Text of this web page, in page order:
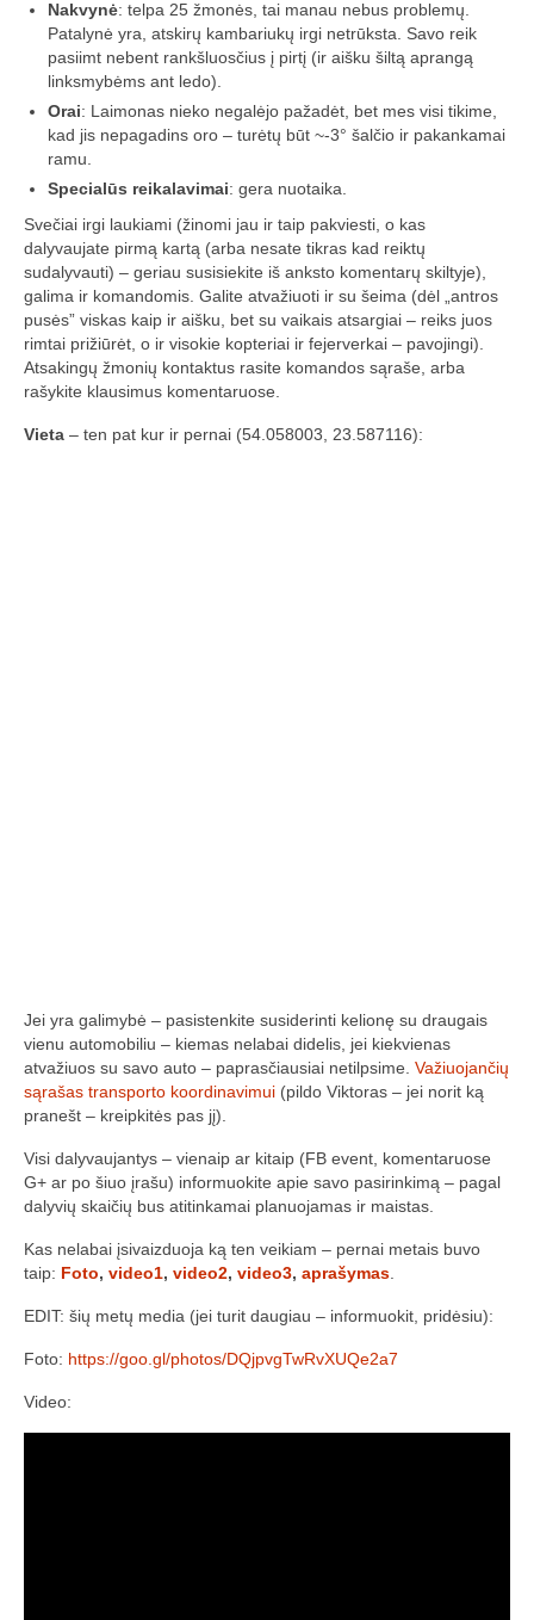
Media
Rezultatai
2016 Antros lenktynės
Taisyklės
Trasos schema
Media
Rezultatai
2016 trečios lenktynės
2016-3 lenktynės/FPV susitikimas –
dienotvarkė, tikslai
Rezultatai
2017-2 lėktuvų lenktynių media
Žiemos angaras (2016-2017)
Lietuvių
Nakvynė: telpa 25 žmonės, tai manau nebus problemų.
Patalynė yra, atskirų kambariukų irgi netrūksta. Savo reik
pasiimt nebent rankšluosčius į pirtį (ir aišku šiltą aprangą
linksmybėms ant ledo).
Orai: Laimonas nieko negalėjo pažadėt, bet mes visi tikime,
kad jis nepagadins oro – turėtų būt ~-3° šalčio ir pakankamai
ramu.
Specialūs reikalavimai: gera nuotaika.
Svečiai irgi laukiami (žinomi jau ir taip pakviesti, o kas
dalyvaujate pirmą kartą (arba nesate tikras kad reiktų
sudalyvauti) – geriau susisiekite iš anksto komentarų skiltyje),
galima ir komandomis. Galite atvažiuoti ir su šeima (dėl „antros
pusės” viskas kaip ir aišku, bet su vaikais atsargiai – reiks juos
rimtai prižiūrėt, o ir visokie kopteriai ir fejerverkai – pavojingi).
Atsakingų žmonių kontaktus rasite komandos sąraše, arba
rašykite klausimus komentaruose.
Vieta – ten pat kur ir pernai (54.058003, 23.587116):
Jei yra galimybė – pasistenkite susiderinti kelionę su draugais
vienu automobiliu – kiemas nelabai didelis, jei kiekvienas
atvažiuos su savo auto – paprasčiausiai netilpsime. Važiuojančių
sąrašas transporto koordinavimui (pildo Viktoras – jei norit ką
pranešt – kreipkitės pas jį).
Visi dalyvaujantys – vienaip ar kitaip (FB event, komentaruose
G+ ar po šiuo įrašu) informuokite apie savo pasirinkimą – pagal
dalyvių skaičių bus atitinkamai planuojamas ir maistas.
Kas nelabai įsivaizduoja ką ten veikiam – pernai metais buvo
taip: Foto, video1, video2, video3, aprašymas
EDIT: šių metų media (jei turit daugiau – informuokit, pridėsiu):
Foto: https://goo.gl/photos/DQjpvgTwRvXUQe2a7
Video: